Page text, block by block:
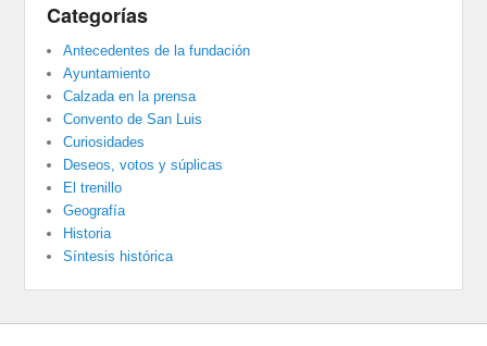
Categorías
Antecedentes de la fundación
Ayuntamiento
Calzada en la prensa
Convento de San Luis
Curiosidades
Deseos, votos y súplicas
El trenillo
Geografía
Historia
Síntesis histórica